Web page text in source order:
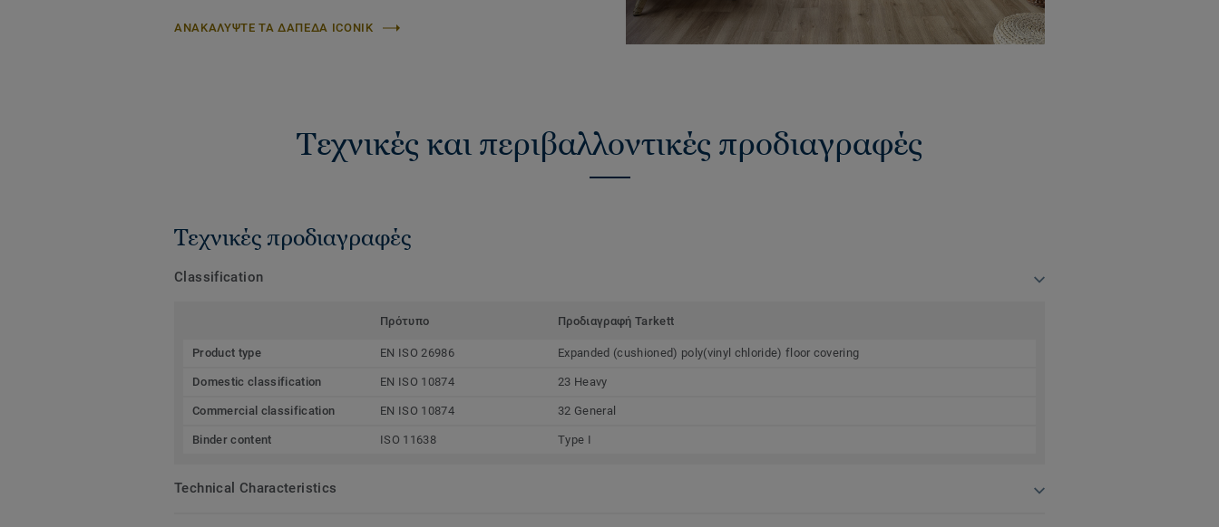
ΑΝΑΚΑΛΥΨΤΕ ΤΑ ΔΑΠΕΔΑ ICONIK
Τεχνικές και περιβαλλοντικές προδιαγραφές
Τεχνικές προδιαγραφές
Classification
Πρότυπο Προδιαγραφή Tarkett
Product type EN ISO 26986 Expanded (cushioned) poly(vinyl chloride) floor covering
Domestic classification EN ISO 10874 23 Heavy
Commercial classification EN ISO 10874 32 General
Binder content ISO 11638 Type I
Technical Characteristics